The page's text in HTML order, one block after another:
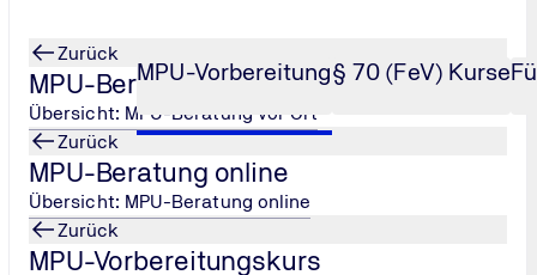
MPU-Vorbereitung§ 70 (FeV) Kurse
Zurück
MPU-Beratung vor Ort
Übersicht: MPU-Beratung vor Ort
Zurück
MPU-Beratung online
Übersicht: MPU-Beratung online
Zurück
MPU-VorbereitungskursNutzen Sie die Vorteile